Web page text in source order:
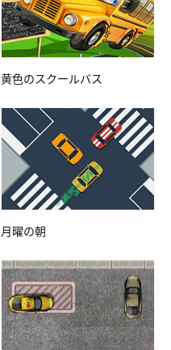
黄色のスクールバス
月曜の朝